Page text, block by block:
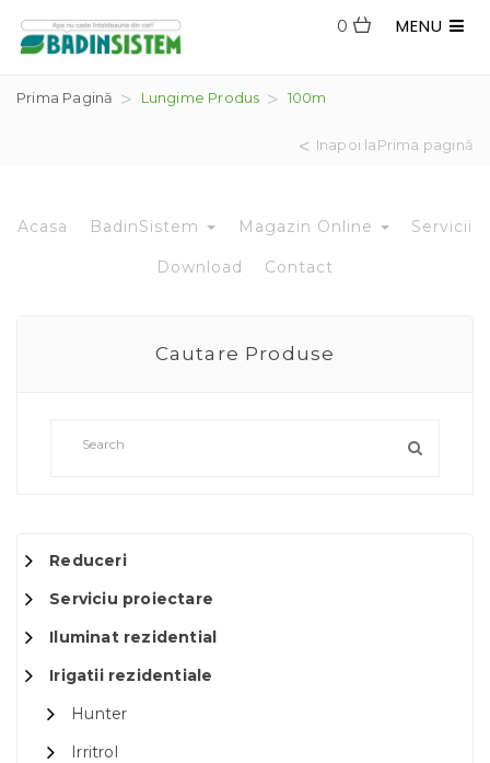
MENU
0
Prima Pagină Lungime Produs 100m
Inapoi laPrima pagină
Acasa BadinSistem Magazin Online Servicii
Download Contact
Cautare Produse
Reduceri
Serviciu proiectare
Iluminat rezidential
Irigatii rezidentiale
Hunter
Irritrol